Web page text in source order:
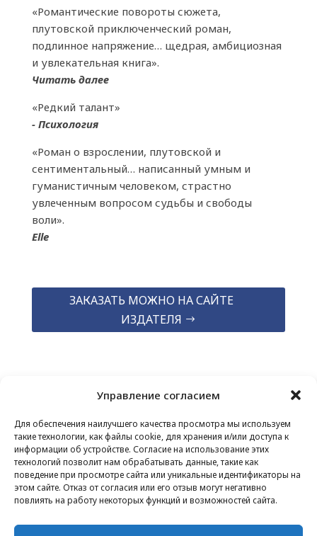
Управление согласием
Для обеспечения наилучшего качества просмотра мы используем
такие технологии, как файлы cookie, для хранения и/или доступа к
информации об устройстве. Согласие на использование этих
технологий позволит нам обрабатывать данные, такие как
поведение при просмотре сайта или уникальные идентификаторы на
этом сайте. Отказ от согласия или его отзыв могут негативно
повлиять на работу некоторых функций и возможностей сайта.
«Романтические повороты сюжета,
плутовской приключенческий роман,
подлинное напряжение… щедрая, амбициозная
и увлекательная книга».
Читать далее
«Редкий талант»
- Психология
«Роман о взрослении, плутовской и
сентиментальный… написанный умным и
гуманистичным человеком, страстно
увлеченным вопросом судьбы и свободы
воли».
Elle
ЗАКАЗАТЬ МОЖНО НА САЙТЕ
ИЗДАТЕЛЯ
КОНТАКТЫ–ЮРИДИЧЕСКАЯ ИНФОРМАЦИЯ
СТРАНИЦА ДЛЯ ЧИТАТЕЛЕЙ–ПОДПИСКА НА
НОВОСТНУЮ РАССЫЛКУ